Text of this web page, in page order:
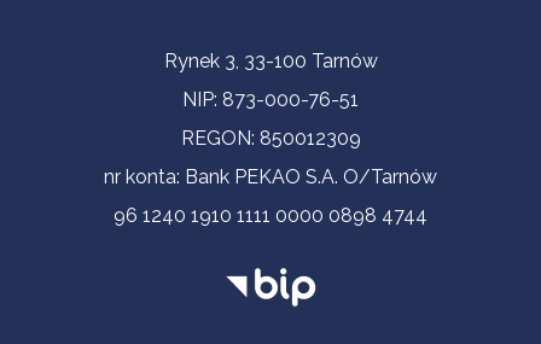
Informacje kontaktoweRynek 3, 33-100 Tarnów
NIP: 873-000-76-51
REGON: 850012309
nr konta: Bank PEKAO S.A. O/Tarnów
96 1240 1910 1111 0000 0898 4744